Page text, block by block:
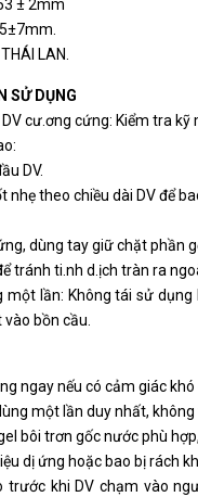
± 2mm
LAN.
SỬ DỤNG
cư.ơng cứng: Kiểm tra
DV.
nhẹ theo chiều dài DV để
dùng tay giữ chặt phần
tránh ti.nh d.ịch tràn ra
một lần: Không tái sử
vào bồn cầu.
ngay nếu có cảm giác
một lần duy nhất,
bôi trơn gốc nước phù
dị ứng hoặc bao bị rách
trước khi DV chạm vào